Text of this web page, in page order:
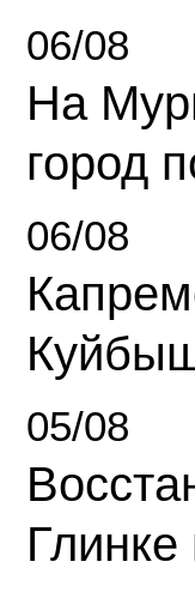
06/08
На
город
06/08
05/08